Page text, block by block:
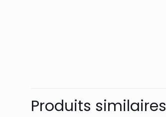
Produits similaires